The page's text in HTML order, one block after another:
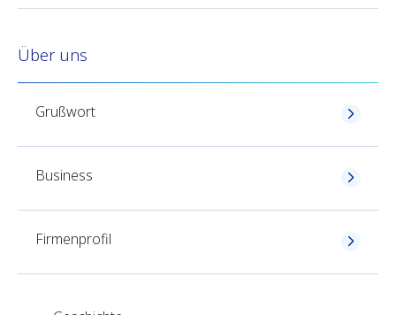
Über uns
Grußwort
Business
Firmenprofil